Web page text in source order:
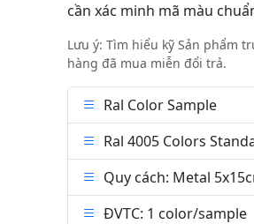
cần xác minh mã màu
Lưu ý: Tìm hiểu kỹ Sản phẩm
hàng đã mua miễn đổi trả.
Ral Color Sample
Ral 4005 Colors
Quy cách: Metal
ĐVTC: 1 color/sample